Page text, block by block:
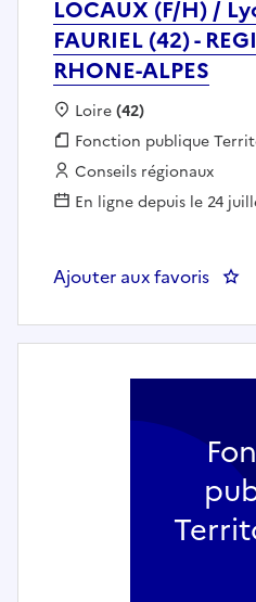
LOCAUX (F/H) /
FAURIEL (42) -
RHONE-ALPES
Localisation :
Loire(42)
Fonction publique :
Fonction publique
Employeur :
Conseils régionaux
En ligne depuis le 24
Ajouter aux favoris :